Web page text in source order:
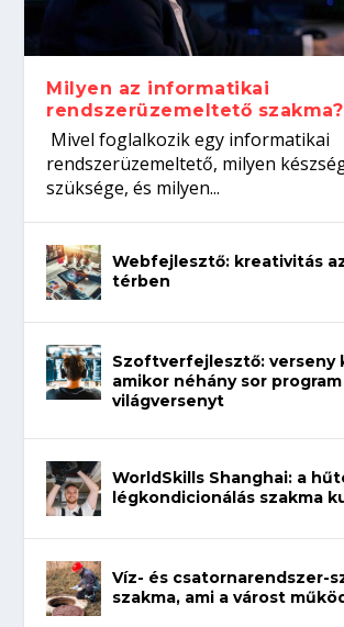
koffeinről?
Így növelheted az esélyedet
állásinterjúra...
Tanulj szakmát!
Milyen az informatikai
rendszerüzemeltető szakma?
Mivel foglalkozik egy informatikai
rendszerüzemeltető, milyen
szüksége, és milyen...
Webfejlesztő: kreativitás
térben
Szoftverfejlesztő: verseny
amikor néhány sor
világversenyt
WorldSkills Shanghai: a
légkondicionálás szakma
Víz- és csatornarendszer-
szakma, ami a várost